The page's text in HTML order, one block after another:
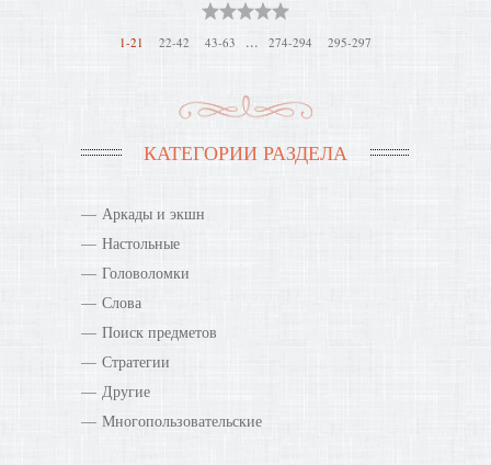
1-21 22-42 43-63 ... 274-294 295-297
КАТЕГОРИИ РАЗДЕЛА
Аркады и экшн
Настольные
Головоломки
Слова
Поиск предметов
Стратегии
Другие
Многопользовательские